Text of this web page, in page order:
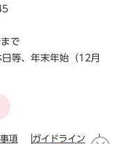
で
等、年末年始（12月
項
ガイドライン